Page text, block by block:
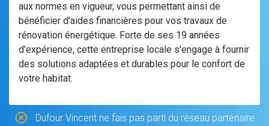
aux normes en vigueur, vous permettant ainsi de
bénéficier d'aides financières pour vos travaux de
rénovation énergétique. Forte de ses 19 années
d'expérience, cette entreprise locale s'engage à fournir
des solutions adaptées et durables pour le confort de
votre habitat.
Dufour Vincent ne fais pas parti du réseau partenaire